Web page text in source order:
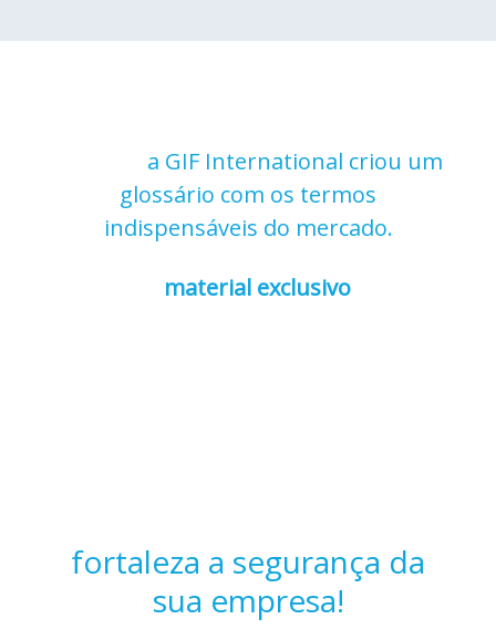
a GIF International criou um
glossário com os termos
indispensáveis do mercado.
material exclusivo
fortaleza a segurança da
sua empresa!